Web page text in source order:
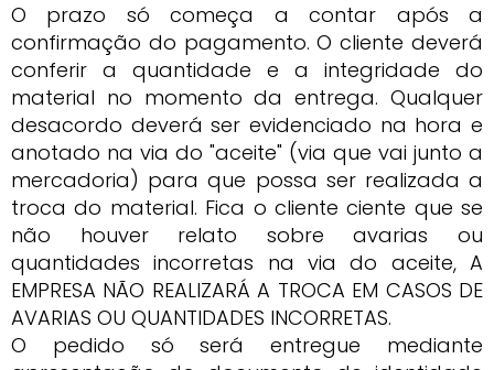
O prazo só começa a contar após a
confirmação do pagamento. O cliente deverá
conferir a quantidade e a integridade do
material no momento da entrega. Qualquer
desacordo deverá ser evidenciado na hora e
anotado na via do "aceite" (via que vai junto a
mercadoria) para que possa ser realizada a
troca do material. Fica o cliente ciente que se
não houver relato sobre avarias ou
quantidades incorretas na via do aceite, A
EMPRESA NÃO REALIZARÁ A TROCA EM CASOS DE
AVARIAS OU QUANTIDADES INCORRETAS.
O pedido só será entregue mediante